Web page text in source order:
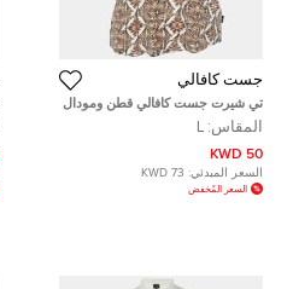
جست كافالي
تي شيرت جست كافالي قطن ومودال
مطبوع بني ضيق مقاس كبير (لارج)
المقاس: L
50 KWD
السعر المبدئي: 73 KWD
السعر المُخفض